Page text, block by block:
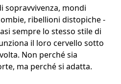
sopravvivenza, mondi
ribellioni distopiche -
sempre lo stesso stile di
il loro cervello sotto
Non perché sia
ma perché si adatta.